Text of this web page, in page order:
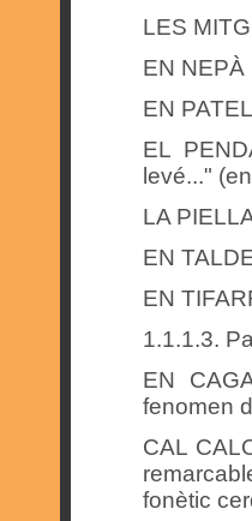
LES
EN
EN
EL
levé..."
LA
EN
EN
1.1.1.3.
EN
fenomen
CAL
fonètic